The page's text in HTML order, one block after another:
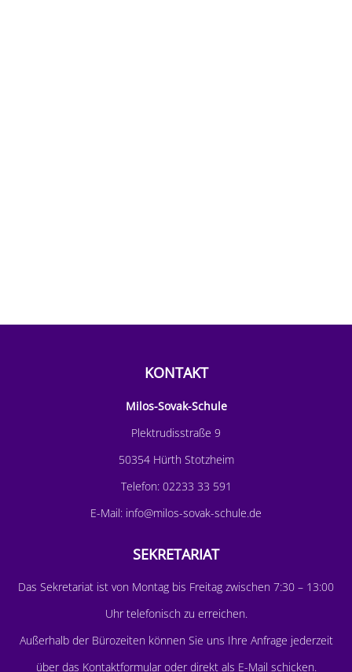
KONTAKT
Milos-Sovak-Schule
Plektrudisstraße 9
50354 Hürth Stotzheim
Telefon:02233 33 591
E-Mail: info@milos-sovak-schule.de
SEKRETARIAT
Das Sekretariat ist von Montag bis Freitag zwischen 7:30 – 13:00
Uhr telefonisch zu erreichen.
Außerhalb der Bürozeiten können Sie uns Ihre Anfrage jederzeit
über das Kontaktformularoder direkt als E-Mail schicken.